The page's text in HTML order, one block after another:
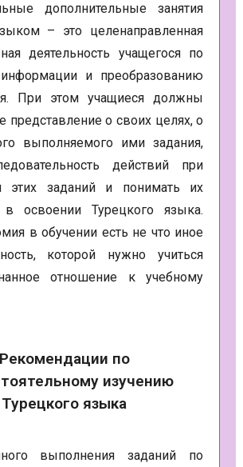
дополнительные занятия
– это целенаправленная
деятельность учащегося по
и преобразованию
При этом учащиеся должны
представление о своих целях, о
выполняемого ими задания,
действий при
этих заданий и понимать их
в освоении Турецкого языка.
в обучении есть не что иное
которой нужно учиться
отношение к учебному
Рекомендации по
изучению
Турецкого языка
выполнения заданий по